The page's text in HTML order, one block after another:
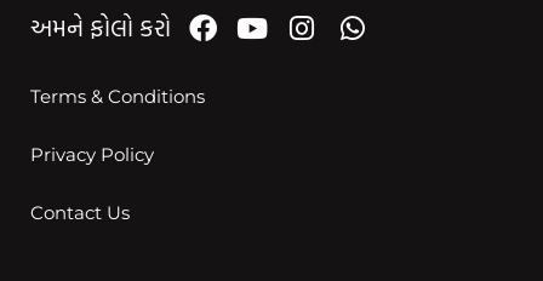
અમને ફોલો કરો
Terms & Conditions
Privacy Policy
Contact Us